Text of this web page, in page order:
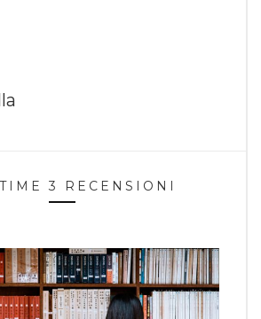
3 RECENSIONI